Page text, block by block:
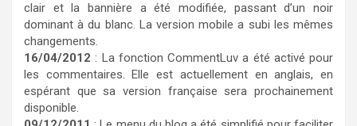
clair et la bannière a été modifiée, passant d’un noir
dominant à du blanc. La version mobile a subi les mêmes
changements.
16/04/2012 : La fonction CommentLuv a été activé pour
les commentaires. Elle est actuellement en anglais, en
espérant que sa version française sera prochainement
disponible.